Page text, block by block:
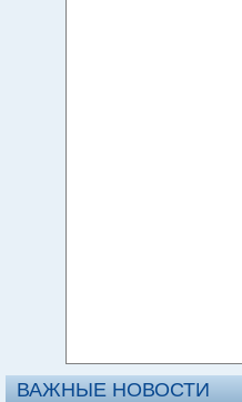
ВАЖНЫЕ НОВОСТИ